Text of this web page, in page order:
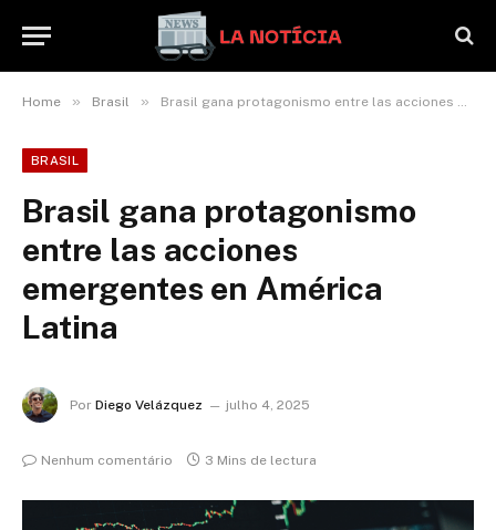
Home » Brasil » Brasil gana protagonismo entre las acciones emergentes en América Latina
BRASIL
Brasil gana protagonismo
entre las acciones
emergentes en América
Latina
Por Diego Velázquez julho 4, 2025
Nenhum comentário 3 Mins de lectura